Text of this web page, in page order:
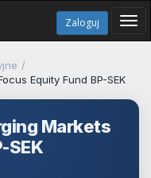
Zaloguj
Equity Fund BP-SEK
Markets
SEK